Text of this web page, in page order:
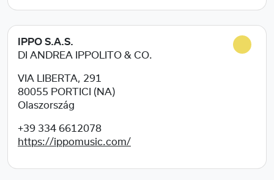
IPPO S.A.S.
DI ANDREA IPPOLITO & CO.
VIA LIBERTA, 291
80055 PORTICI (NA)
Olaszország
+39 334 6612078
https://ippomusic.com/